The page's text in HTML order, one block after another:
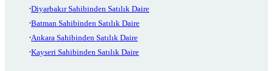
Diyarbakır Sahibinden Satılık Daire
Batman Sahibinden Satılık Daire
Ankara Sahibinden Satılık Daire
Kayseri Sahibinden Satılık Daire